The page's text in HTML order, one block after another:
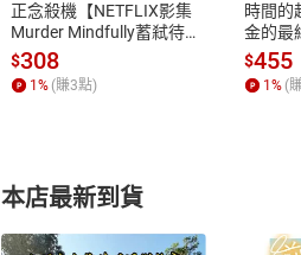
正念殺機【NETFLIX影集
Murder Mindfully蓄弒待
發】【電子書】
$308
1% (賺3點)
時間的
金的最
$455
1% (
本店最新到貨